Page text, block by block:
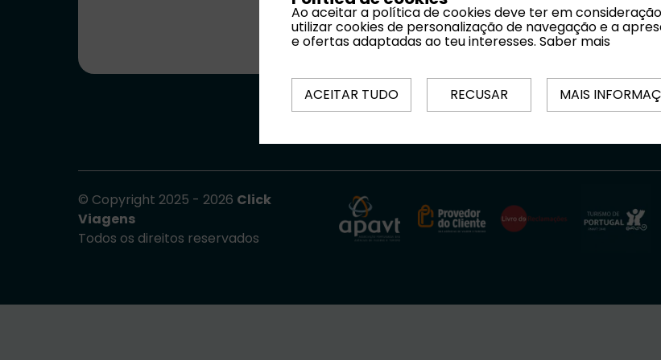
Termos e Condições Políticas de Privacidade | FIN
© Copyright 2025 - 2026 Click
Viagens
Todos os direitos reservados
Ao aceitar a política de cookies deve ter em
utilizar cookies de personalização de navegação e a
e ofertas adaptadas ao teu interesses. Saber mais
ACEITAR TUDO RECUSAR MAIS